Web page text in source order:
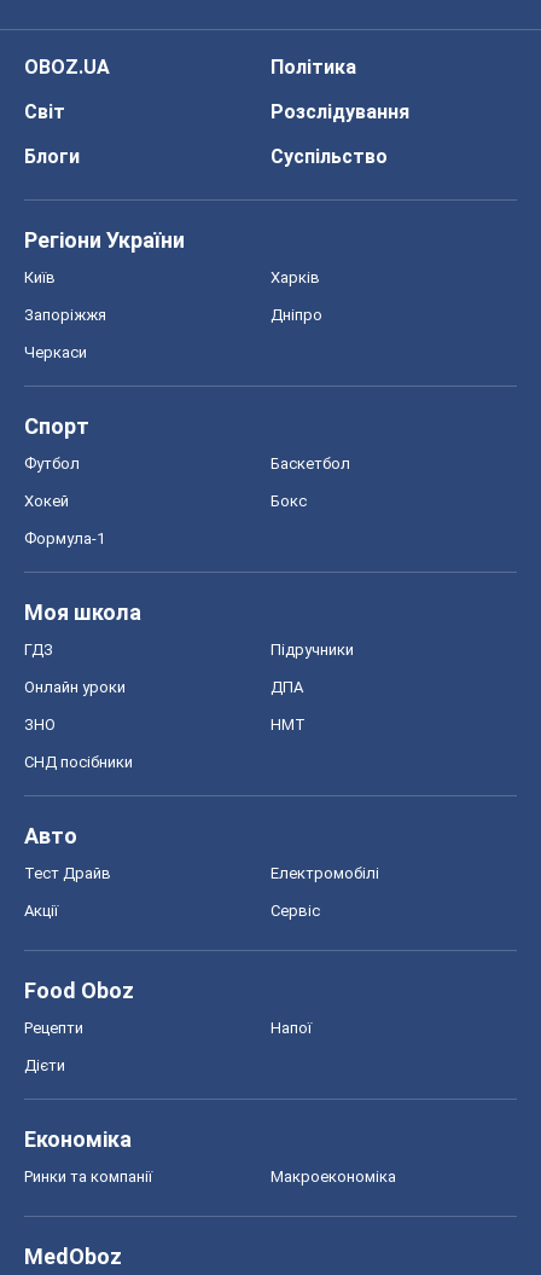
OBOZ.UA
Політика
Світ
Розслідування
Блоги
Суспільство
Регіони України
Київ Харків
Запоріжжя Дніпро
Черкаси
Спорт
Футбол Баскетбол
Хокей Бокс
Формула-1
Моя школа
ГДЗ Підручники
Онлайн уроки ДПА
ЗНО НМТ
СНД посібники
Авто
Тест Драйв Електромобілі
Акції Сервіс
Food Oboz
Рецепти Напої
Дієти
Економіка
Ринки та компанії Макроекономіка
MedOboz